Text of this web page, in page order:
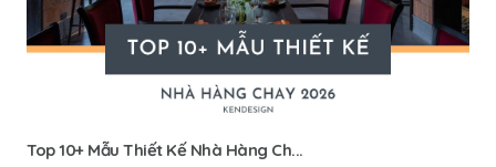
Top 10+ Mẫu Thiết Kế Nhà Hàng Ch...